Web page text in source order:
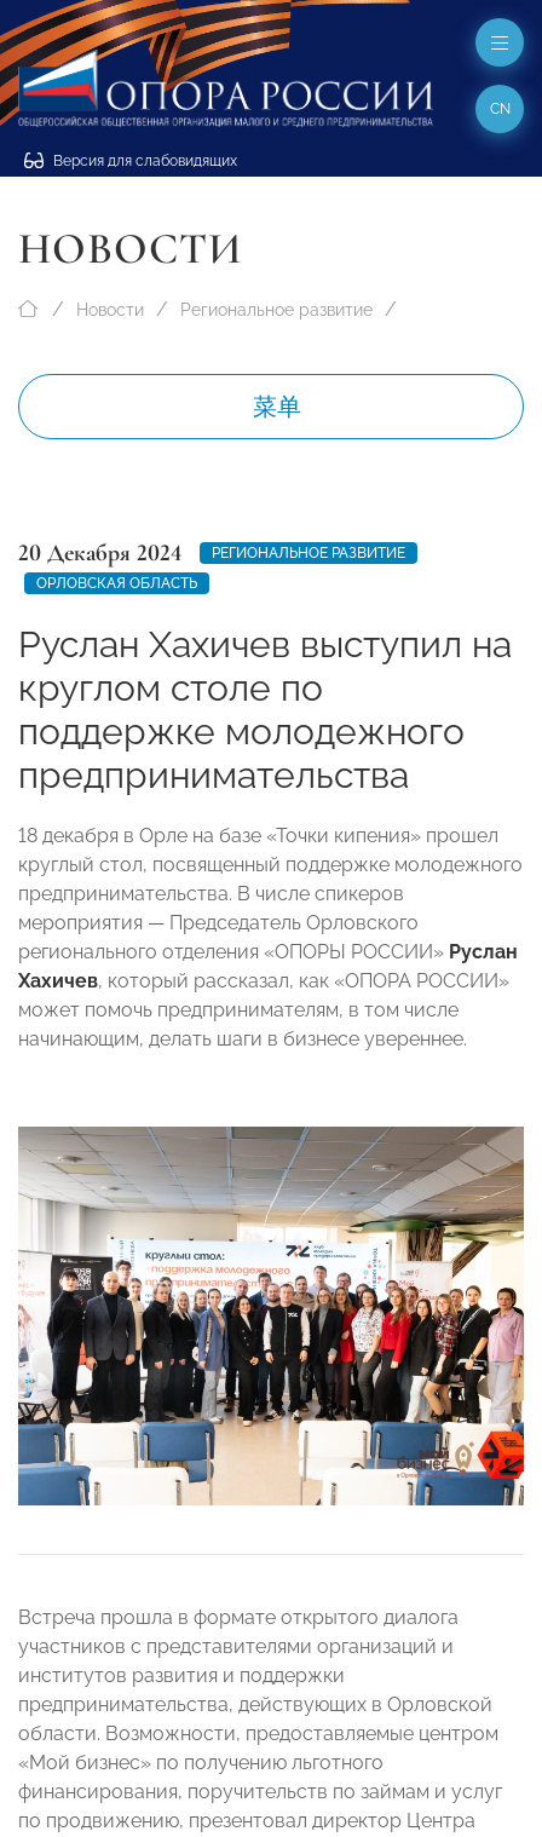
Версия для слабовидящих
CN
НОВОСТИ
Новости Региональное развитие
菜单
20 Декабря 2024
РЕГИОНАЛЬНОЕ РАЗВИТИЕ
ОРЛОВСКАЯ ОБЛАСТЬ
Руслан Хахичев выступил на
круглом столе по
поддержке молодежного
предпринимательства
18 декабря в Орле на базе «Точки кипения» прошел
круглый стол, посвященный поддержке молодежного
предпринимательства. В числе спикеров
мероприятия — Председатель Орловского
регионального отделения «ОПОРЫ РОССИИ» Руслан
Хахичев, который рассказал, как «ОПОРА РОССИИ»
может помочь предпринимателям, в том числе
начинающим, делать шаги в бизнесе увереннее.
Встреча прошла в формате открытого диалога
участников с представителями организаций и
институтов развития и поддержки
предпринимательства, действующих в Орловской
области. Возможности, предоставляемые центром
«Мой бизнес» по получению льготного
финансирования, поручительств по займам и услуг
по продвижению, презентовал директор Центра